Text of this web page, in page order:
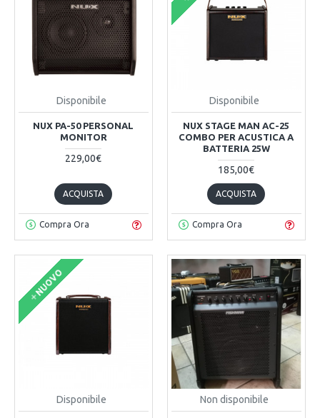
Disponibile
NUX PA-50 PERSONAL
MONITOR
229,00€
ACQUISTA
Compra Ora
Disponibile
NUX STAGE MAN AC-25
COMBO PER ACUSTICA A
BATTERIA 25W
185,00€
ACQUISTA
Compra Ora
NUOVO
Disponibile Non disponibile